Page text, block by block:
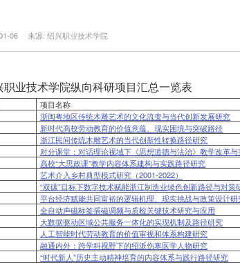
06 来源: 绍兴职业技术学院
职业技术学院纵向科研项目汇总一览表
项目名称
浙闽粤地区传统木雕艺术的文化流变与当代创新发展研究
新时代高校劳动教育的价值意蕴、现实困境与突破路径
浙江民间传统木雕艺术的当代创新性转换路径研究
对分课堂：对话理论视域下《思想道德与法治》教学改革
高校“大思政课”教学内容体系建构与实践路径研究
艺术介入乡村典型模式研究（2001-2022）
“双碳”目标下数字技术赋能浙江制造业绿色创新路径与对策
平台经济赋能共同富裕的逻辑机理、现实挑战与政策设计研
全自动声磁标签插磁调频与质检关键技术研究与应用
大数据驱动区域公共服务一体化的实现机制及路径研究
人工智能时代劳动教育的价值审视和体系构建研究
融通内外：跨学科视野下的绍派伤寒医学人物研究
“时代新人”历史主动精神培育的内容体系与践行路径研究